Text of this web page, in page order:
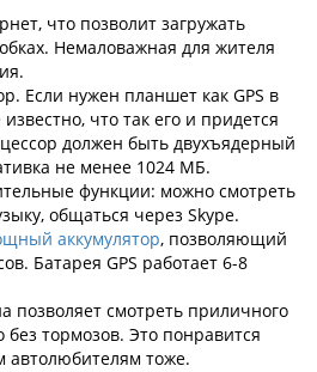
что позволит загружать
Немаловажная для жителя
Если нужен планшет как GPS в
что так его и придется
должен быть двухъядерный
не менее 1024 МБ.
функции: можно смотреть
общаться через Skype.
аккумулятор, позволяющий
Батарея GPS работает 6-8
позволяет смотреть приличного
тормозов. Это понравится
автолюбителям тоже.